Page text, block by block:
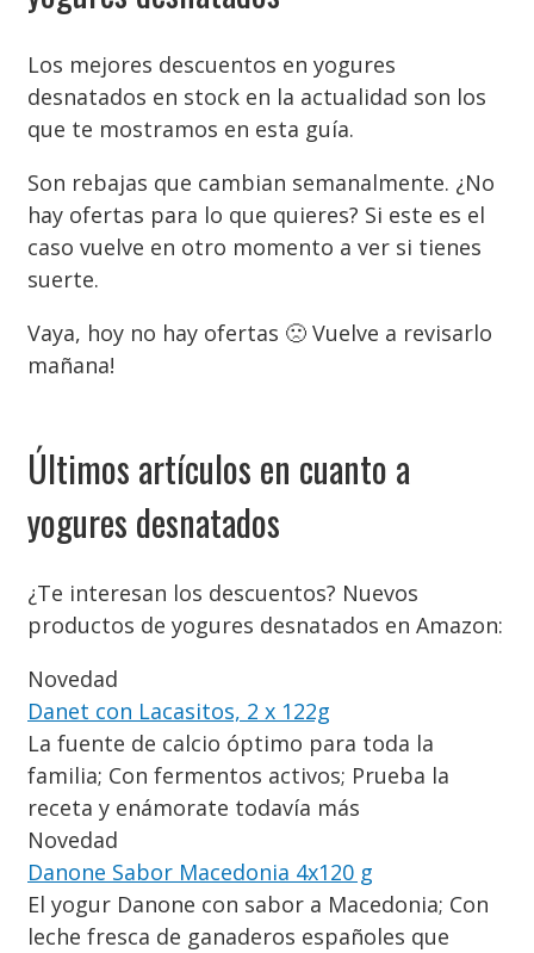
Los mejores descuentos en yogures
desnatados en stock en la actualidad son los
que te mostramos en esta guía.
Son rebajas que cambian semanalmente. ¿No
hay ofertas para lo que quieres? Si este es el
caso vuelve en otro momento a ver si tienes
suerte.
Vaya, hoy no hay ofertas 🙁 Vuelve a revisarlo
mañana!
Últimos artículos en cuanto a
yogures desnatados
¿Te interesan los descuentos? Nuevos
productos de yogures desnatados en Amazon:
Novedad
Danet con Lacasitos, 2 x 122g
La fuente de calcio óptimo para toda la
familia; Con fermentos activos; Prueba la
receta y enámorate todavía más
Novedad
Danone Sabor Macedonia 4x120 g
El yogur Danone con sabor a Macedonia; Con
leche fresca de ganaderos españoles que